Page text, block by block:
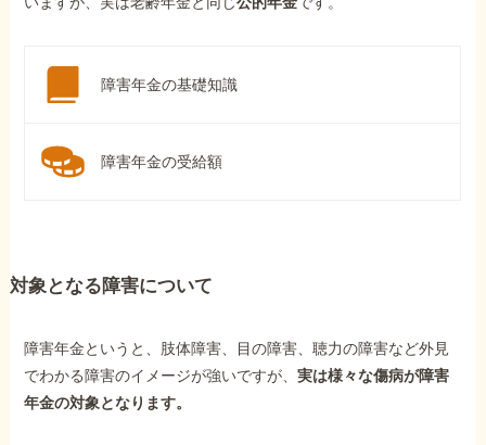
障害年金の基礎知識
障害年金の受給額
対象となる障害について
障害年金というと、肢体障害、目の障害、聴力の障害など外見
でわかる障害のイメージが強いですが、実は様々な傷病が障害
年金の対象となります。